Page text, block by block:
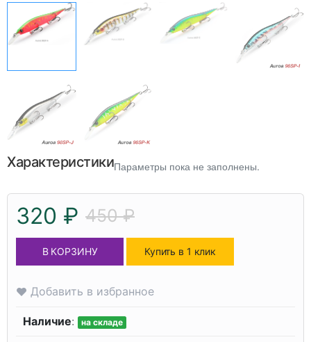
ХарактеристикиПараметры пока не заполнены.
320 ₽ 450 ₽
В КОРЗИНУ Купить в 1 клик
Добавить в избранное
Наличие: на складе